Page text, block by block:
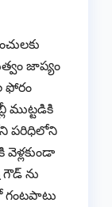
జాప్యం
ఫోరం
ముట్టడికి
పరిధిలోని
గౌడ్ ను
గంటపాటు